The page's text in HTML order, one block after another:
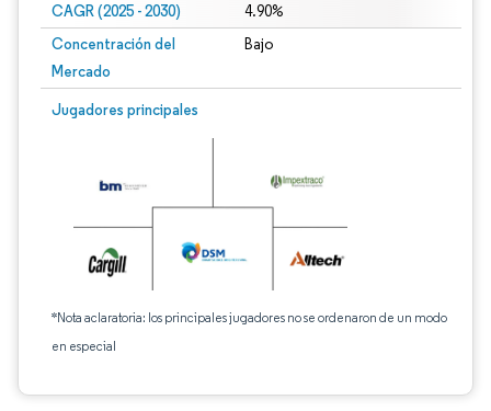
CAGR (2025 - 2030) 4.90%
Concentración del
Mercado
Bajo
Jugadores principales
*Nota aclaratoria: los principales jugadores no se ordenaron de un modo
en especial